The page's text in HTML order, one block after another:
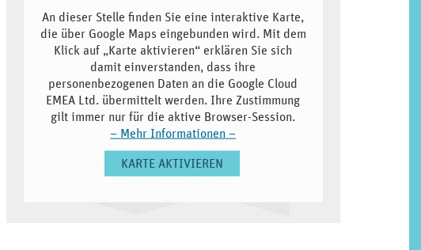
An dieser Stelle finden Sie eine interaktive Karte,
die über Google Maps eingebunden wird. Mit dem
Klick auf „Karte aktivieren“ erklären Sie sich
damit einverstanden, dass ihre
personenbezogenen Daten an die Google Cloud
EMEA Ltd. übermittelt werden. Ihre Zustimmung
gilt immer nur für die aktive Browser-Session.
– Mehr Informationen –
KARTE AKTIVIEREN